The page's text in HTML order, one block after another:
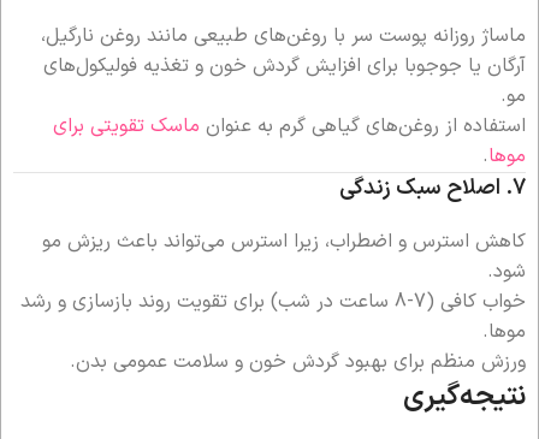
ماساژ روزانه پوست سر با روغن‌های طبیعی مانند روغن نارگیل،
آرگان یا جوجوبا برای افزایش گردش خون و تغذیه فولیکول‌های
مو.
استفاده از روغن‌های گیاهی گرم به عنوان ماسک تقویتی برای
موها.
7. اصلاح سبک زندگی
کاهش استرس و اضطراب، زیرا استرس می‌تواند باعث ریزش مو
شود.
خواب کافی (7-8 ساعت در شب) برای تقویت روند بازسازی و رشد
موها.
ورزش منظم برای بهبود گردش خون و سلامت عمومی بدن.
نتیجه‌گیری